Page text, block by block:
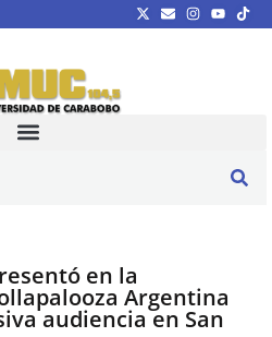
en la
Argentina
audiencia en San